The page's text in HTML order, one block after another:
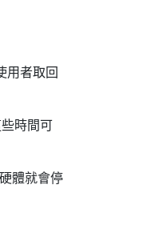
用者取回
時間可
體就會停